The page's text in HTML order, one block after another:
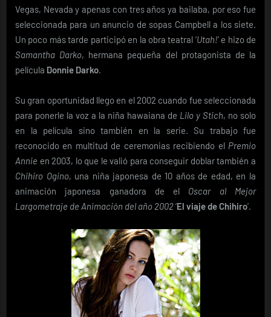
Vegas, Nevada y apenas con tres años ya bailaba, por eso fue
seleccionada para un anuncio de sopas Campbell a los siete.
Un poco más tarde participó en la obra teatral ‘Utah!’ e hizo de
Samantha Darko, hermana pequeña del protagonista de la
película Donnie Darko.
Su gran oportunidad llego en el 2002 cuando fue seleccionada
para ponerle la voz a la niña hawaiana de Lilo y Stich, no solo
en la película sino también en la serie. Su trabajo fue
reconocido en multitud de ceremonias recibiendo el Premio
Annie en 2003, lo que le valió para conseguir doblar también a
Chihiro Ogino, una niña japonesa de 10 años de edad, en la
animación japonesa ganadora de el Oscar al Mejor
Largometraje de Animación del año 2002‘El viaje de Chihiro’.